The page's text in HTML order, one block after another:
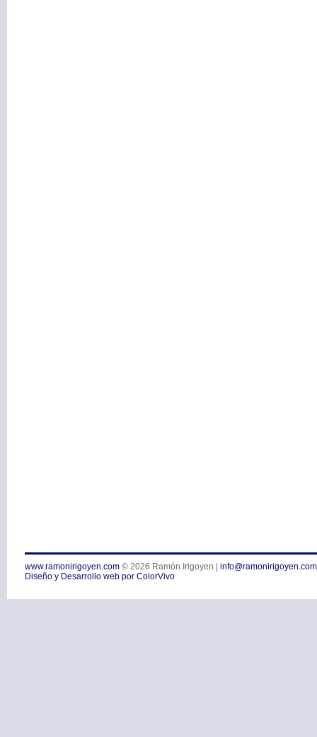
www.ramonirigoyen.com © 2026 Ramón Irigoyen
info@ramonirigoyen.com
Diseño y Desarrollo web por ColorVivo